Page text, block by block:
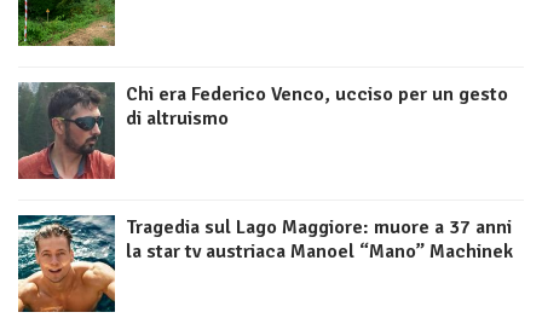
Chi era Federico Venco, ucciso per un gesto
di altruismo
Tragedia sul Lago Maggiore: muore a 37 anni
la star tv austriaca Manoel “Mano” Machinek